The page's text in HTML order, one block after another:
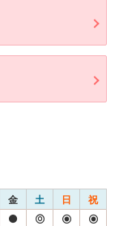
金 土 日 祝